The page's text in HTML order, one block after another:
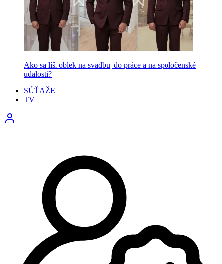
Ako sa líši oblek na svadbu, do práce a na spoločenské
udalosti?
SÚŤAŽE
TV